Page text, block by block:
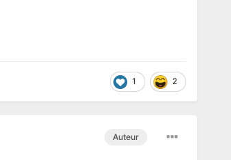
1 2
Auteur